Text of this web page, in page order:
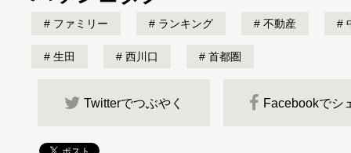
ファミリー ランキング 不動産
生田 西川口 首都圏
Twitterでつぶやく Facebookでシ